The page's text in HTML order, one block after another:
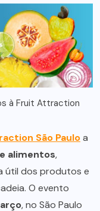
à Fruit Attraction
São Pauloa
alimentos,
útil dos produtos e
O evento
, no São Paulo